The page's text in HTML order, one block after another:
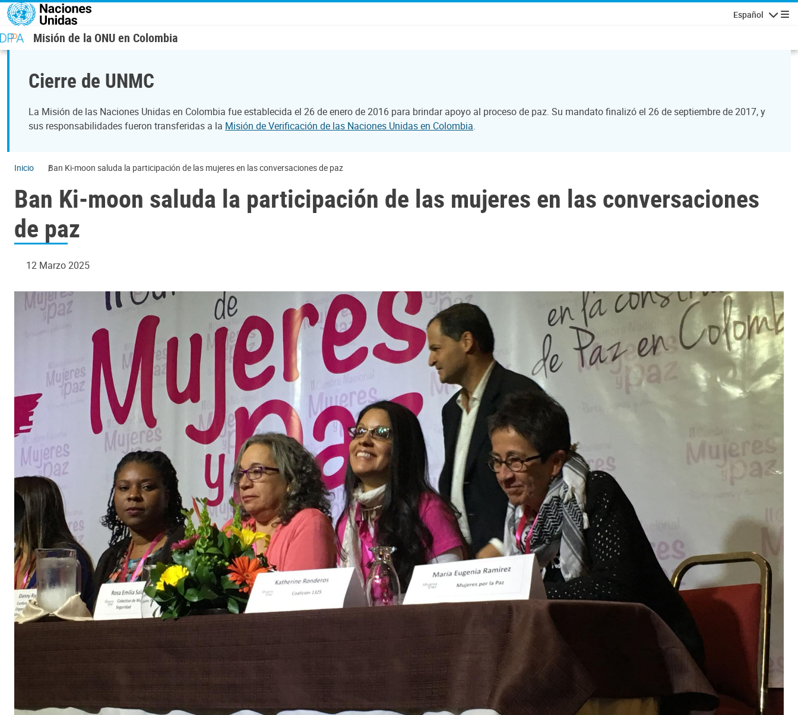
Pasar al contenido principal
Español
Misión de la ONU en Colombia
Cierre de UNMC
La Misión de las Naciones Unidas en Colombia fue establecida el 26 de enero de 2016 para brindar apoyo al proceso de paz. Su mandato finalizó el 26 de septiembre de 2017, y
sus responsabilidades fueron transferidas a la Misión de Verificación de las Naciones Unidas en Colombia.
Inicio Ban Ki-moon saluda la participación de las mujeres en las conversaciones de paz
Ban Ki-moon saluda la participación de las mujeres en las conversaciones
de paz
12 Marzo 2025